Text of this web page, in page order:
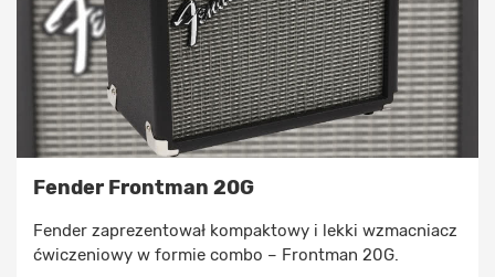
Fender Frontman 20G
Fender zaprezentował kompaktowy i lekki wzmacniacz
ćwiczeniowy w formie combo – Frontman 20G.